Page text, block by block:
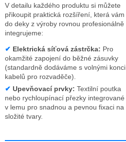
V detailu každého produktu si můžete
přikoupit praktická rozšíření, která vám
do deky z výroby rovnou profesionálně
integrujeme:
✔ Elektrická síťová zástrčka: Pro
okamžité zapojení do běžné zásuvky
(standardně dodáváme s volnými konci
kabelů pro rozvaděče).
✔ Upevňovací prvky: Textilní poutka
nebo rychloupínací přezky integrované
v lemu pro snadnou a pevnou fixaci na
složité tvary.